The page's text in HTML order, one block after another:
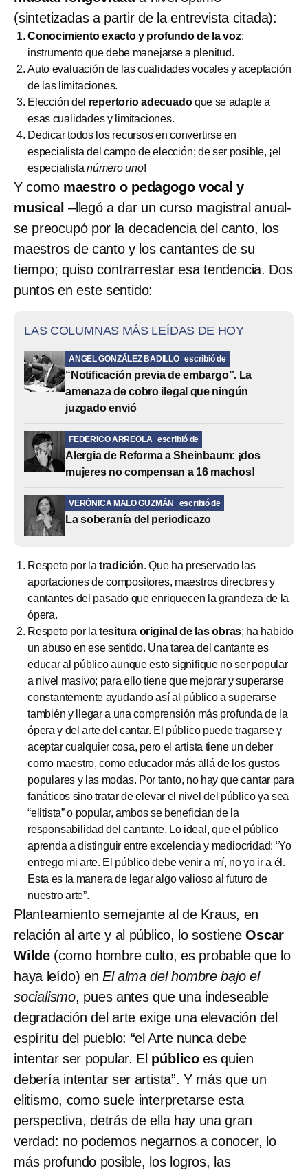
(sintetizadas a partir de la entrevista citada):
Conocimiento exacto y profundo de la voz;
instrumento que debe manejarse a plenitud.
Auto evaluación de las cualidades vocales y aceptación
de las limitaciones.
Elección del repertorio adecuadoque se adapte a
esas cualidades y limitaciones.
Dedicar todos los recursos en convertirse en
especialista del campo de elección; de ser posible, ¡el
especialistanúmero uno!
Y como maestro o pedagogo vocal y
musical –llegó a dar un curso magistral anual-
se preocupó por la decadencia del canto, los
maestros de canto y los cantantes de su
tiempo; quiso contrarrestar esa tendencia. Dos
puntos en este sentido:
LAS COLUMNAS MÁS LEÍDAS DE HOY
ANGEL GONZÁLEZ BADILLO escribió de
“Notificación previa de embargo”. La
amenaza de cobro ilegal que ningún
juzgado envió
FEDERICO ARREOLA escribió de
Alergia de Reforma a Sheinbaum: ¡dos
mujeres no compensan a 16 machos!
VERÓNICA MALO GUZMÁN escribió de
La soberanía del periodicazo
Respeto por la tradición. Que ha preservado las
aportaciones de compositores, maestros directores y
cantantes del pasado que enriquecen la grandeza de la
ópera.
Respeto por la tesitura original de las obras; ha habido
un abuso en ese sentido. Una tarea del cantante es
educar al público aunque esto signifique no ser popular
a nivel masivo; para ello tiene que mejorar y superarse
constantemente ayudando así al público a superarse
también y llegar a una comprensión más profunda de la
ópera y del arte del cantar. El público puede tragarse y
aceptar cualquier cosa, pero el artista tiene un deber
como maestro, como educador más allá de los gustos
populares y las modas. Por tanto, no hay que cantar para
fanáticos sino tratar de elevar el nivel del público ya sea
“elitista” o popular, ambos se benefician de la
responsabilidad del cantante. Lo ideal, que el público
aprenda a distinguir entre excelencia y mediocridad: “Yo
entrego mi arte. El público debe venir a mí, no yo ir a él.
Esta es la manera de legar algo valioso al futuro de
nuestro arte”.
Planteamiento semejante al de Kraus, en
relación al arte y al público, lo sostieneOscar
Wilde (como hombre culto, es probable que lo
haya leído) en El alma del hombre bajo el
socialismo, pues antes que una indeseable
degradación del arte exige una elevación del
espíritu del pueblo: “el Arte nunca debe
intentar ser popular. El público es quien
debería intentar ser artista”. Y más que un
elitismo, como suele interpretarse esta
perspectiva, detrás de ella hay una gran
verdad: no podemos negarnos a conocer, lo
más profundo posible, los logros, las